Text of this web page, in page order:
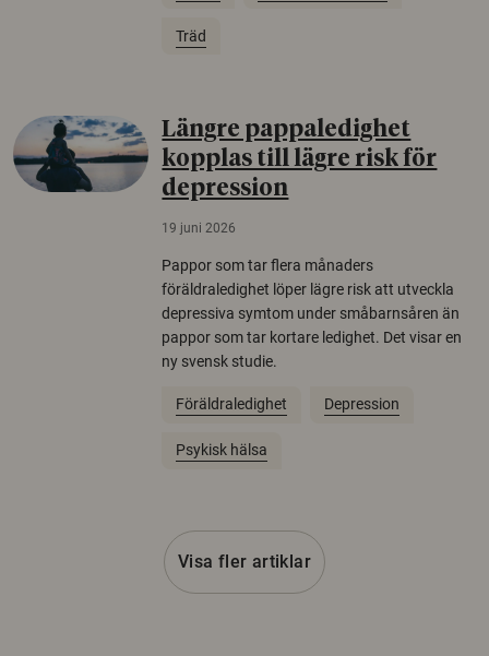
Träd
Längre pappaledighet
kopplas till lägre risk för
depression
19 juni 2026
Pappor som tar flera månaders
föräldraledighet löper lägre risk att utveckla
depressiva symtom under småbarnsåren än
pappor som tar kortare ledighet. Det visar en
ny svensk studie.
Föräldraledighet Depression
Psykisk hälsa
Visa fler artiklar